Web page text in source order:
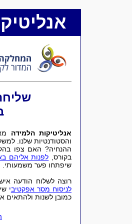
אנליטיקות הלמידה
והסטודנטיות שלנו.
ההנחיה? האם צפו
בקורס, לפנות אליהם
שיפתחו פער משמעותי
רוצה לשלוח הודעה
לניסוח מסר אפקטיבי
כמובן לשנות ולהתאים